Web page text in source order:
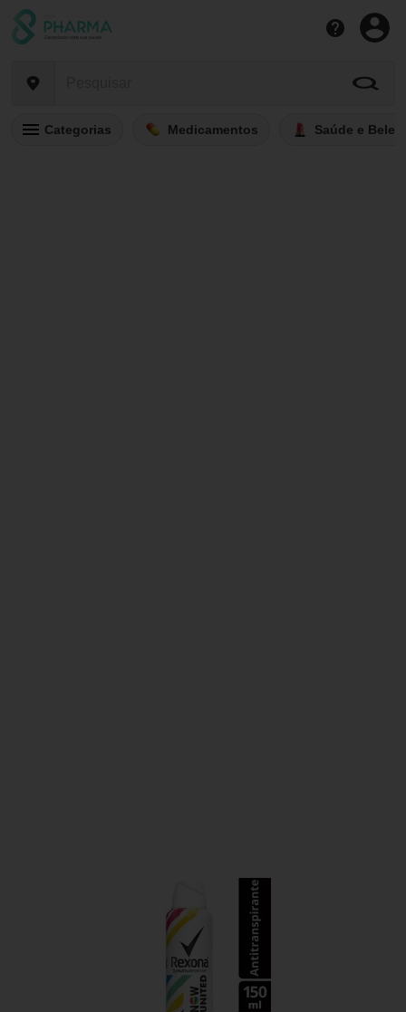
Categorias Medicamentos Saúde e